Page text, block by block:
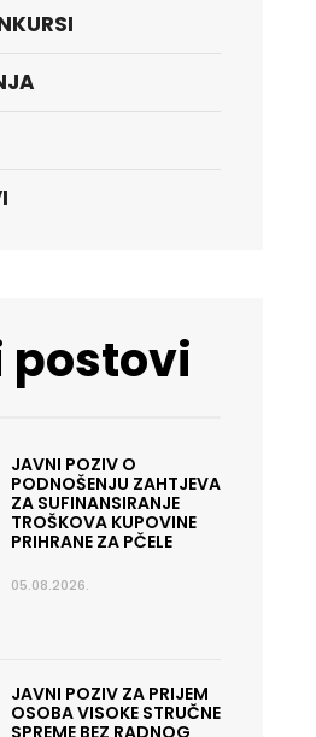
postovi
JAVNI POZIV O
PODNOŠENJU ZAHTJEVA
ZA SUFINANSIRANJE
TROŠKOVA KUPOVINE
PRIHRANE ZA PČELE
05.08.2026.
JAVNI POZIV ZA PRIJEM
OSOBA VISOKE STRUČNE
SPREME BEZ RADNOG